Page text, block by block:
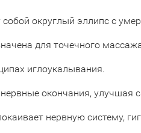
собой округлый эллипс с
для точечного
иглоукалывания.
окончания,
нервную систему,